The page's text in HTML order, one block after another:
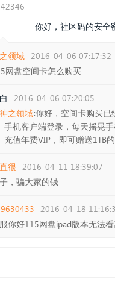
你好，社区码的安全
领域 2016-04-06 07:17:32
网盘空间卡怎么购买
2016-04-06 07:20:05
之领域:你好，空间卡购买已
手机客户端登录，每天摇晃
充值年费VIP，即可赠送1TB的
很 2016-04-11 18:39:07
，骗大家的钱
2016-04-18
你好115网盘ipad版本无法